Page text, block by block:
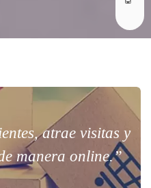
atrae visitas y
manera online.”